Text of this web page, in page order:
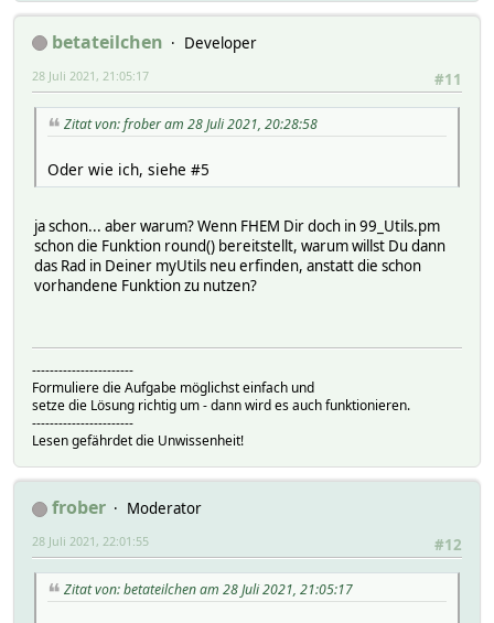
betateilchen
Developer
#11
28 Juli 2021, 21:05:17
Zitat von: frober am 28 Juli 2021, 20:28:58
Oder wie ich, siehe #5
ja schon... aber warum? Wenn FHEM Dir doch in 99_Utils.pm
schon die Funktion round() bereitstellt, warum willst Du dann
das Rad in Deiner myUtils neu erfinden, anstatt die schon
vorhandene Funktion zu nutzen?
-----------------------
Formuliere die Aufgabe möglichst einfach und
setze die Lösung richtig um - dann wird es auch funktionieren.
-----------------------
Lesen gefährdet die Unwissenheit!
frober
Moderator
#12
28 Juli 2021, 22:01:55
Zitat von: betateilchen am 28 Juli 2021, 21:05:17